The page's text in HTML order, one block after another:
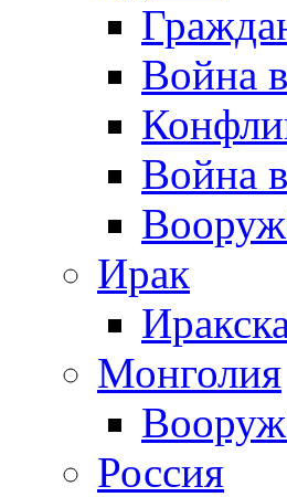
Война
Война
Ирак
Монголия
Россия